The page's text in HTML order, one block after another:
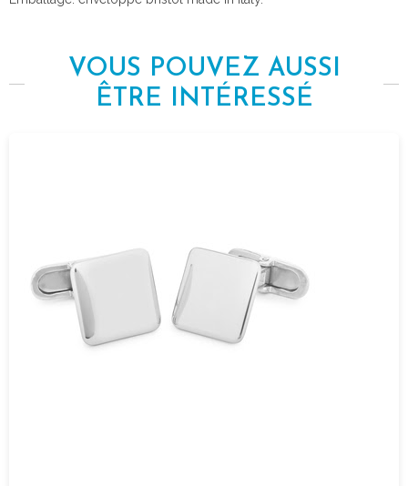
VOUS POUVEZ AUSSI
ÊTRE INTÉRESSÉ